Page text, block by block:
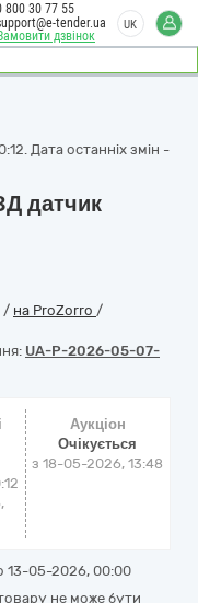
дзвінок
800 30 77 55
tender.ua
UK
Дата останніх змін -
датчик
/ на ProZorro /
UA-P-2026-05-07-
Аукціон
Очікується
з18-05-2026, 13:48
13-05-2026, 00:00
не може бути